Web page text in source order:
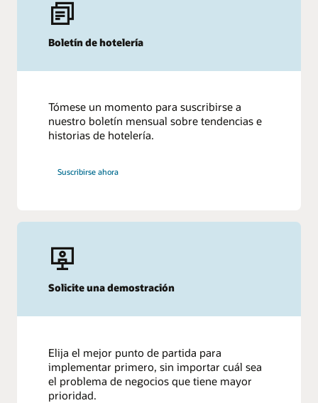
Boletín de hotelería
Tómese un momento para suscribirse a
nuestro boletín mensual sobre tendencias e
historias de hotelería.
Suscribirse ahora
Solicite una demostración
Elija el mejor punto de partida para
implementar primero, sin importar cuál sea
el problema de negocios que tiene mayor
prioridad.